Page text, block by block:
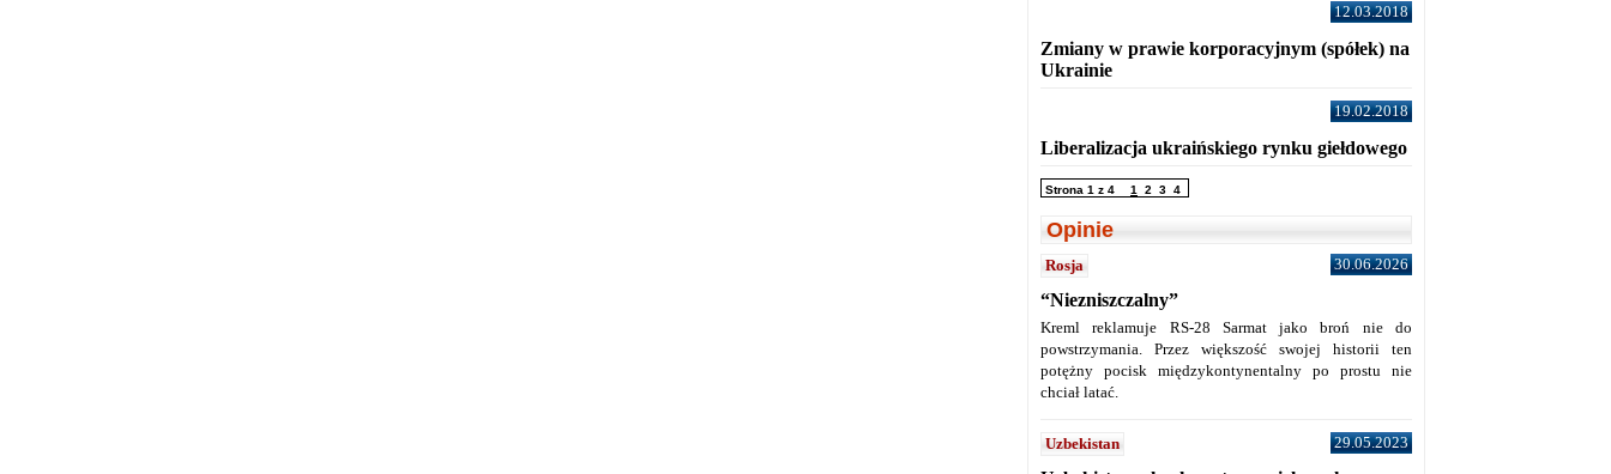
12.03.2018
Zmiany w prawie korporacyjnym (spółek) na
Ukrainie
19.02.2018
Liberalizacja ukraińskiego rynku giełdowego
Strona 1 z 4 1 2 3 4
Opinie
Rosja 30.06.2026
“Niezniszczalny”
Kreml reklamuje RS-28 Sarmat jako broń nie do
powstrzymania. Przez większość swojej historii ten
potężny pocisk międzykontynentalny po prostu nie
chciał latać.
Uzbekistan 29.05.2023